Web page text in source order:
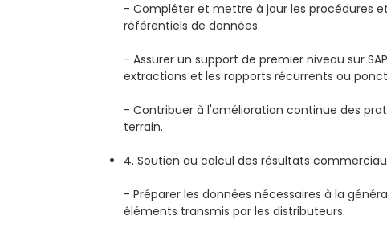
- Compléter et mettre à jour les procédures
référentiels de données.
- Assurer un support de premier niveau sur
extractions et les rapports récurrents ou
- Contribuer à l'amélioration continue des
terrain.
4. Soutien au calcul des résultats
- Préparer les données nécessaires à la
éléments transmis par les distributeurs.